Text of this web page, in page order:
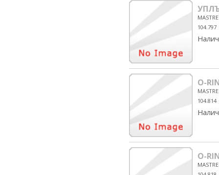
104.797
O-
104.814
O-